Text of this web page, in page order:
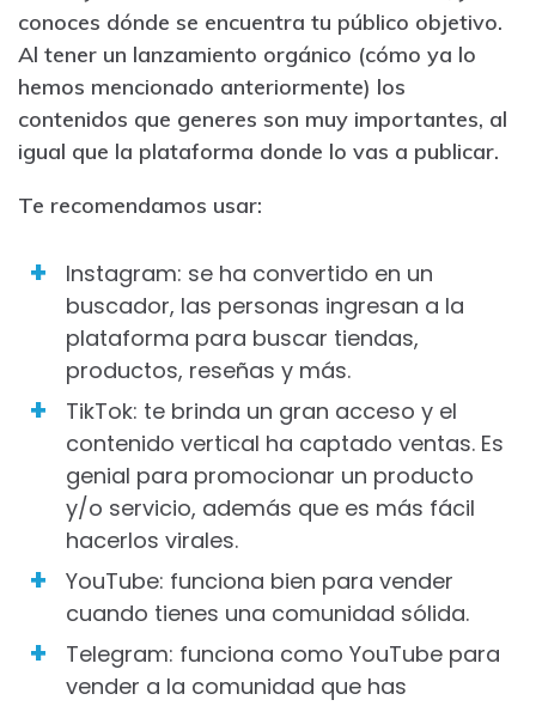
conoces dónde se encuentra tu público objetivo.
Al tener un lanzamiento orgánico (cómo ya lo
hemos mencionado anteriormente) los
contenidos que generes son muy importantes, al
igual que la plataforma donde lo vas a publicar.
Te recomendamos usar:
Instagram: se ha convertido en un
buscador, las personas ingresan a la
plataforma para buscar tiendas,
productos, reseñas y más.
TikTok: te brinda un gran acceso y el
contenido vertical ha captado ventas. Es
genial para promocionar un producto
y/o servicio, además que es más fácil
hacerlos virales.
YouTube: funciona bien para vender
cuando tienes una comunidad sólida.
Telegram: funciona como YouTube para
vender a la comunidad que has